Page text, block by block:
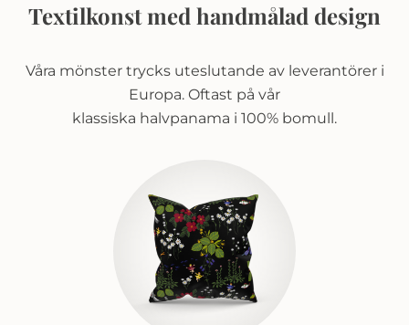
Textilkonst med handmålad design
Våra mönster trycks uteslutande av leverantörer i
Europa. Oftast på vår
klassiska halvpanama i 100% bomull.